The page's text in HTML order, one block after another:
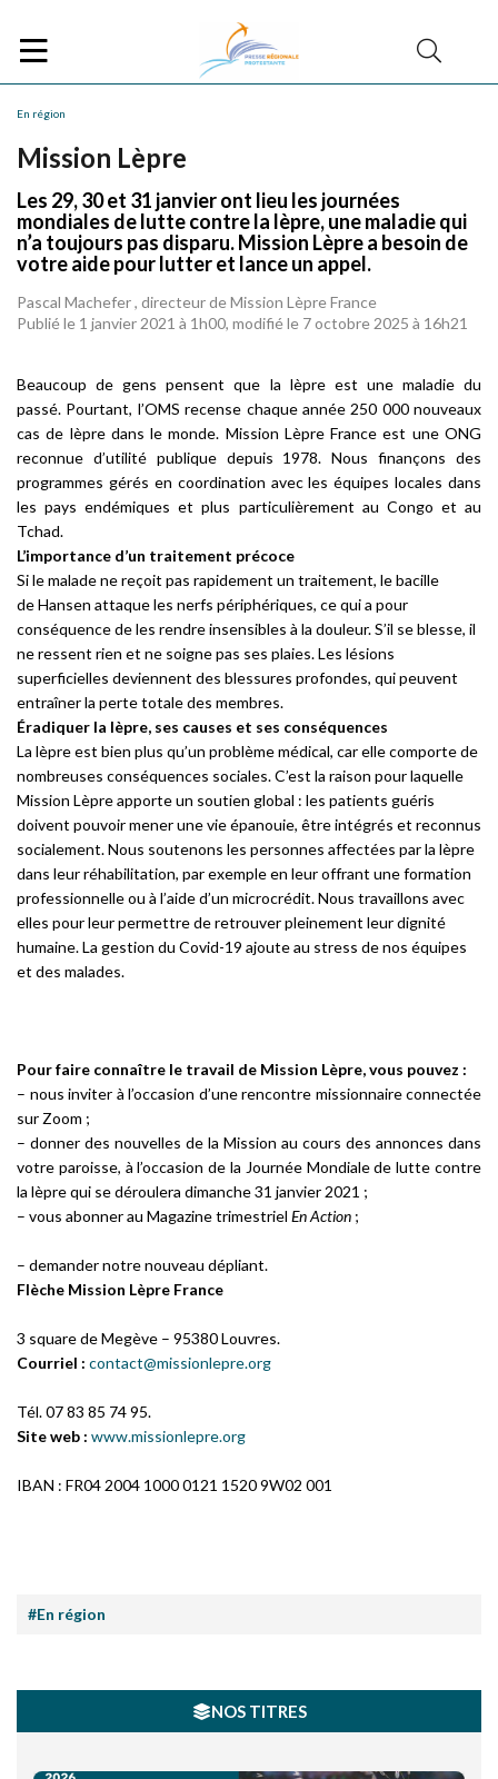
En région
Mission Lèpre
Les 29, 30 et 31 janvier ont lieu les journées
mondiales de lutte contre la lèpre, une maladie qui
n’a toujours pas disparu. Mission Lèpre a besoin de
votre aide pour lutter et lance un appel.
Pascal Machefer , directeur de Mission Lèpre France
Publié le 1 janvier 2021 à 1h00, modifié le 7 octobre 2025 à 16h21
Beaucoup de gens pensent que la lèpre est une maladie du
passé. Pourtant, l’OMS recense chaque année 250 000 nouveaux
cas de lèpre dans le monde. Mission Lèpre France est une ONG
reconnue d’utilité publique depuis 1978. Nous finançons des
programmes gérés en coordination avec les équipes locales dans
les pays endémiques et plus particulièrement au Congo et au
Tchad.
L’importance d’un traitement précoce
Si le malade ne reçoit pas rapidement un traitement, le bacille
de Hansen attaque les nerfs périphériques, ce qui a pour
conséquence de les rendre insensibles à la douleur. S’il se blesse, il
ne ressent rien et ne soigne pas ses plaies. Les lésions
superficielles deviennent des blessures profondes, qui peuvent
entraîner la perte totale des membres.
Éradiquer la lèpre, ses causes et ses conséquences
La lèpre est bien plus qu’un problème médical, car elle comporte de
nombreuses conséquences sociales. C’est la raison pour laquelle
Mission Lèpre apporte un soutien global : les patients guéris
doivent pouvoir mener une vie épanouie, être intégrés et reconnus
socialement. Nous soutenons les personnes affectées par la lèpre
dans leur réhabilitation, par exemple en leur offrant une formation
professionnelle ou à l’aide d’un microcrédit. Nous travaillons avec
elles pour leur permettre de retrouver pleinement leur dignité
humaine. La gestion du Covid-19 ajoute au stress de nos équipes
et des malades.
Pour faire connaître le travail de Mission Lèpre, vous pouvez :
– nous inviter à l’occasion d’une rencontre missionnaire connectée
sur Zoom ;
– donner des nouvelles de la Mission au cours des annonces dans
votre paroisse, à l’occasion de la Journée Mondiale de lutte contre
la lèpre qui se déroulera dimanche 31 janvier 2021 ;
– vous abonner au Magazine trimestriel En Action ;
– demander notre nouveau dépliant.
Flèche Mission Lèpre France
3 square de Megève – 95380 Louvres.
Courriel : contact@missionlepre.org
Tél. 07 83 85 74 95.
Site web : www.missionlepre.org
IBAN : FR04 2004 1000 0121 1520 9W02 001
#En région
NOS TITRES